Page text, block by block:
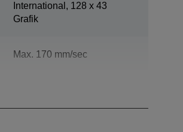
International, 128 x 43
Grafik
Max. 170 mm/sec